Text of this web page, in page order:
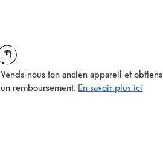
Vends-nous ton ancien appareil et obtiens
un remboursement. En savoir plus ici